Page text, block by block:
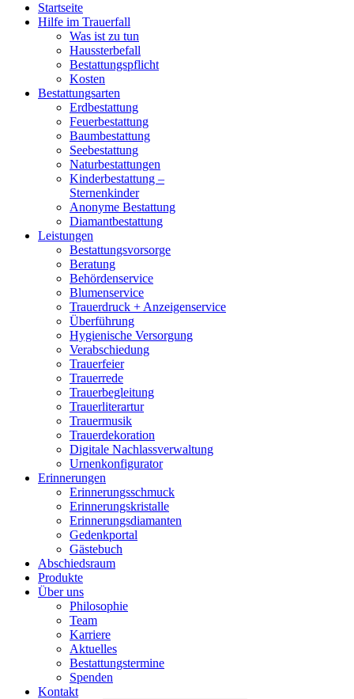
Startseite
Hilfe im Trauerfall
Was ist zu tun
Haussterbefall
Bestattungspflicht
Kosten
Bestattungsarten
Erdbestattung
Feuerbestattung
Baumbestattung
Seebestattung
Naturbestattungen
Kinderbestattung –
Sternenkinder
Anonyme Bestattung
Diamantbestattung
Leistungen
Bestattungsvorsorge
Beratung
Behördenservice
Blumenservice
Trauerdruck + Anzeigenservice
Überführung
Hygienische Versorgung
Verabschiedung
Trauerfeier
Trauerrede
Trauerbegleitung
Trauerliterartur
Trauermusik
Trauerdekoration
Digitale Nachlassverwaltung
Urnenkonfigurator
Erinnerungen
Erinnerungsschmuck
Erinnerungskristalle
Erinnerungsdiamanten
Gedenkportal
Gästebuch
Abschiedsraum
Produkte
Über uns
Philosophie
Team
Karriere
Aktuelles
Bestattungstermine
Spenden
Kontakt